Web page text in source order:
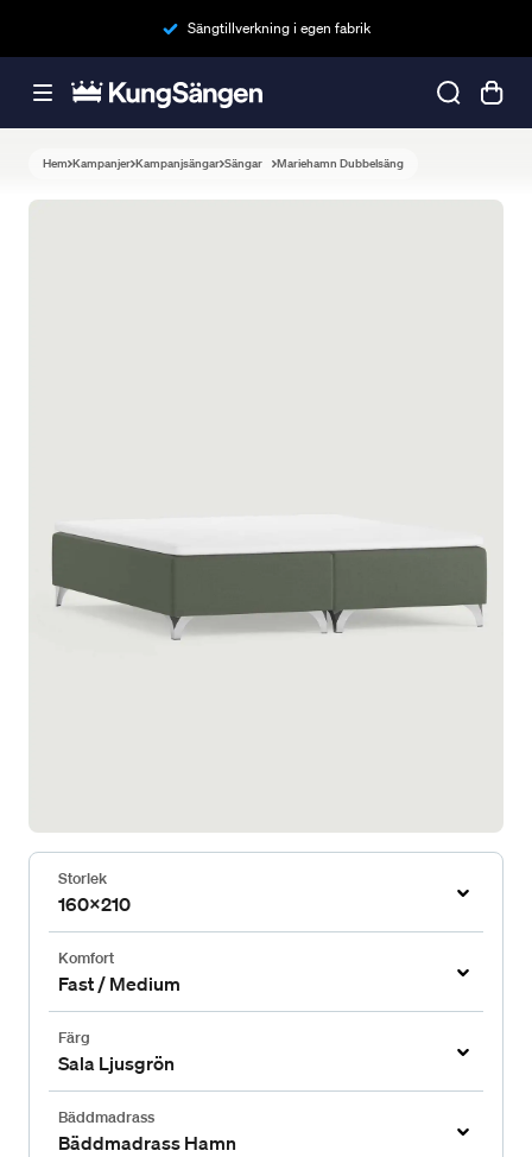
Sängtillverkning i egen fabrik
Hem Kampanjer Kampanjsängar Sängar Mariehamn Dubbelsäng
Storlek
160x210
Komfort
Fast / Medium
Färg
Sala Ljusgrön
Bäddmadrass
Bäddmadrass Hamn